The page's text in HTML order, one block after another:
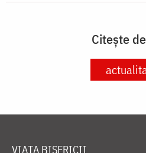
Citește
VIAȚA BISERICII